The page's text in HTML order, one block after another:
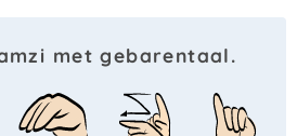
met gebarentaal.